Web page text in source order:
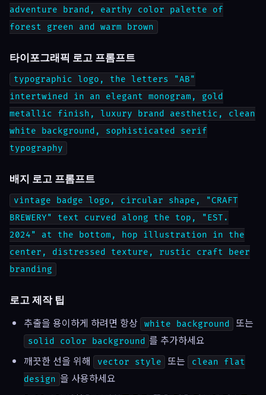
adventure brand, earthy color palette of
forest green and warm brown
타이포그래픽 로고 프롬프트
typographic logo, the letters "AB"
intertwined in an elegant monogram, gold
metallic finish, luxury brand aesthetic, clean
white background, sophisticated serif
typography
배지 로고 프롬프트
vintage badge logo, circular shape, "CRAFT
BREWERY" text curved along the top, "EST.
2024" at the bottom, hop illustration in the
center, distressed texture, rustic craft beer
branding
로고 제작 팁
추출을 용이하게 하려면 항상 white background 또는
solid color background 를 추가하세요
깨끗한 선을 위해
vector style 또는 clean flat
design 을 사용하세요